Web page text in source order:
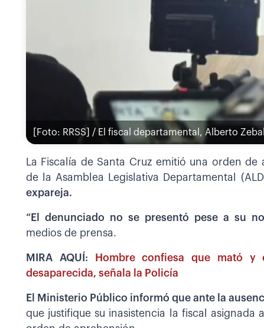
[Foto: RRSS] / El fiscal departamental, Alberto
La Fiscalía de Santa Cruz emitió una orden
de la Asamblea Legislativa Departamental
expareja.
“El denunciado no se presentó pese a su
medios de prensa.
MIRA AQUÍ:
Hombre confiesa que mató
desaparecida, señala la Policía
El Ministerio Público informó que ante la
que justifique su inasistencia la fiscal